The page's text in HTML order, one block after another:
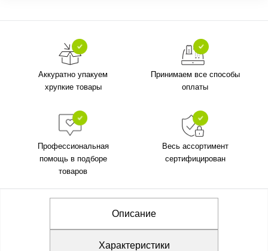
Аккуратно упакуем
хрупкие товары
Принимаем все способы
оплаты
Профессиональная
помощь в подборе
товаров
Весь ассортимент
сертифицирован
Описание
Характеристики